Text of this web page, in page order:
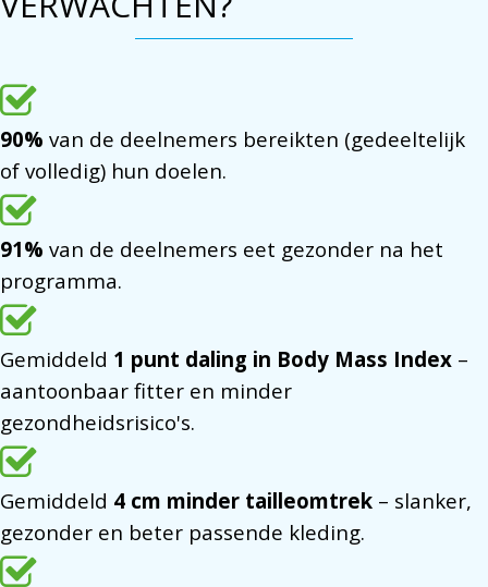
90% van de deelnemers bereikten (gedeeltelijk
of volledig) hun doelen.
91% van de deelnemers eet gezonder na het
programma.
Gemiddeld 1 punt daling in Body Mass Index –
aantoonbaar fitter en minder
gezondheidsrisico's.
Gemiddeld 4 cm minder tailleomtrek – slanker,
gezonder en beter passende kleding.